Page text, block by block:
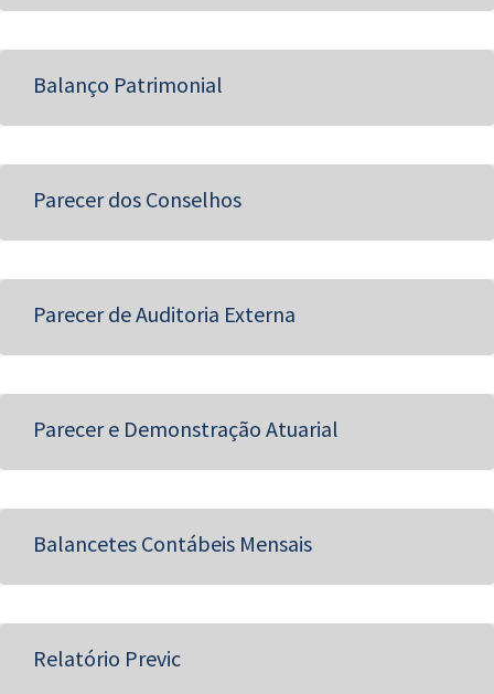
Balanço Patrimonial
Parecer dos Conselhos
Parecer de Auditoria Externa
Parecer e Demonstração Atuarial
Balancetes Contábeis Mensais
Relatório Previc